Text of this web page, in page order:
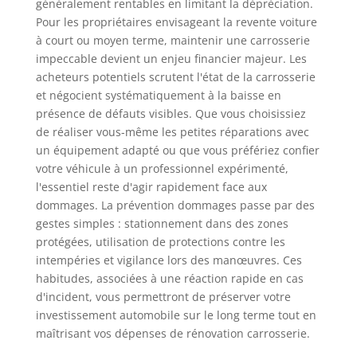
généralement rentables en limitant la dépréciation.
Pour les propriétaires envisageant la revente voiture
à court ou moyen terme, maintenir une carrosserie
impeccable devient un enjeu financier majeur. Les
acheteurs potentiels scrutent l'état de la carrosserie
et négocient systématiquement à la baisse en
présence de défauts visibles. Que vous choisissiez
de réaliser vous-même les petites réparations avec
un équipement adapté ou que vous préfériez confier
votre véhicule à un professionnel expérimenté,
l'essentiel reste d'agir rapidement face aux
dommages. La prévention dommages passe par des
gestes simples : stationnement dans des zones
protégées, utilisation de protections contre les
intempéries et vigilance lors des manœuvres. Ces
habitudes, associées à une réaction rapide en cas
d'incident, vous permettront de préserver votre
investissement automobile sur le long terme tout en
maîtrisant vos dépenses de rénovation carrosserie.